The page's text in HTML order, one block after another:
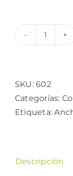
SKU:602
Categorías:
Etiqueta:
Descripción